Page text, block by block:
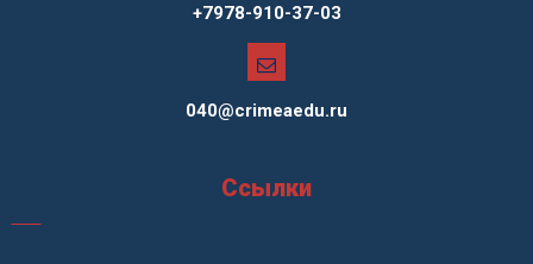
+7978-910-37-03
040@crimeaedu.ru
Ссылки